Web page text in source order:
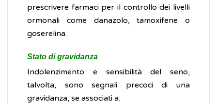
prescrivere farmaci per il controllo dei livelli
ormonali come danazolo, tamoxifene o
goserelina.
Stato di gravidanza
Indolenzimento e sensibilità del seno,
talvolta, sono segnali precoci di una
gravidanza, se associati a: